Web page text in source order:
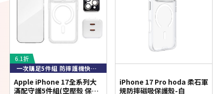
6.1折
一次購足5件組 防摔護機快充無憂
Apple iPhone 17全系列大
滿配守護5件組(空壓殼 保護
iPhone 17 Pro hoda 柔石軍
規防摔磁吸保護殼-白